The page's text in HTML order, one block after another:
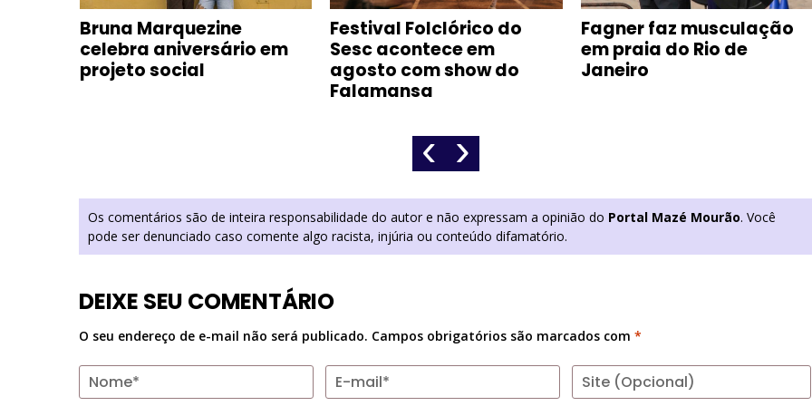
Bruna Marquezine
celebra aniversário em
projeto social
Festival Folclórico do
Sesc acontece em
agosto com show do
Falamansa
Fagner faz musculação
em praia do Rio de
Janeiro
‹ ›
Os comentários são de inteira responsabilidade do autor e não expressam a opinião do Portal Mazé Mourão. Você
pode ser denunciado caso comente algo racista, injúria ou conteúdo difamatório.
DEIXE SEU COMENTÁRIO
O seu endereço de e-mail não será publicado. Campos obrigatórios são marcados com *